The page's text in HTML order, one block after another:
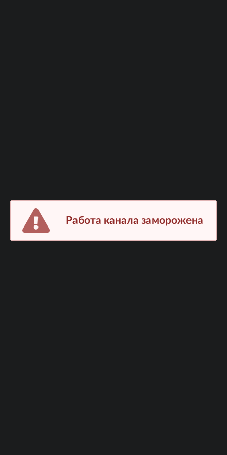
Работа канала заморожена